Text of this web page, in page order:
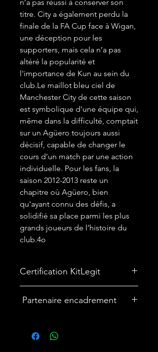
n’a pas réussi à conserver son
titre. City a également perdu la
finale de la FA Cup face à Wigan,
une déception pour les
supporters, mais cela n’a pas
altéré la popularité et
l'importance de Kun au sein du
club.Le maillot bleu ciel de
Manchester City de cette saison
est symbolique d'une équipe qui,
même dans la difficulté, comptait
sur un Agüero toujours aussi
décisif, capable de changer le
cours d’un match par une action
individuelle. Pour les fans, la
saison 2012-2013 reste un
chapitre où Agüero, bien
qu'ayant connu des défis, a
solidifié sa place parmi les plus
grands joueurs de l’histoire du
club.4o
Certification KitLegit
Partenaire encadrement
🎨Vous souhaitez encadrer votre
maillot ? Nous avons un partenariat